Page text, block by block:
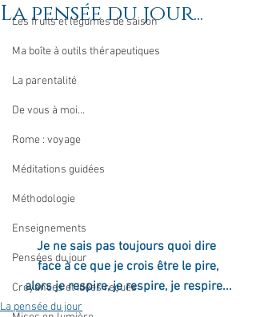
Les fruits et légumes de saison
Ma boîte à outils thérapeutiques
La parentalité
De vous à moi...
Rome : voyage
Méditations guidées
Méthodologie
Enseignements
Pensées du jour
Croyances et idées reçues
La pensée du jour...
Je ne sais pas toujours quoi dire
face à ce que je crois être le pire,
alors je respire, je respire, je respire...
La pensée du jour